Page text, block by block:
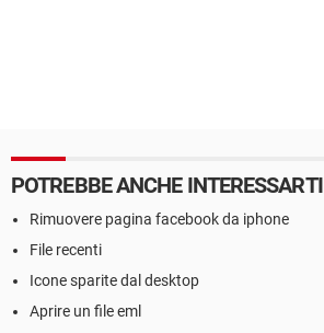
POTREBBE ANCHE INTERESSARTI
Rimuovere pagina facebook da iphone
File recenti
Icone sparite dal desktop
Aprire un file eml